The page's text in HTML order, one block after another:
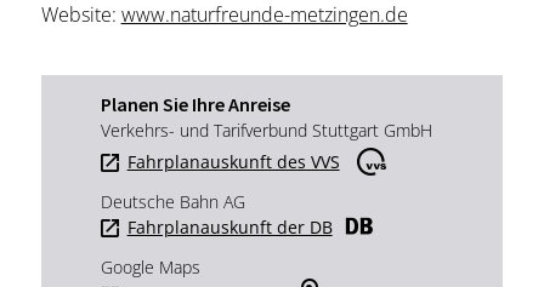
Website: www.naturfreunde-metzingen.de
Planen Sie Ihre Anreise
Verkehrs- und Tarifverbund Stuttgart GmbH
Fahrplanauskunft des VVS
Deutsche Bahn AG
Fahrplanauskunft der DB
Google Maps